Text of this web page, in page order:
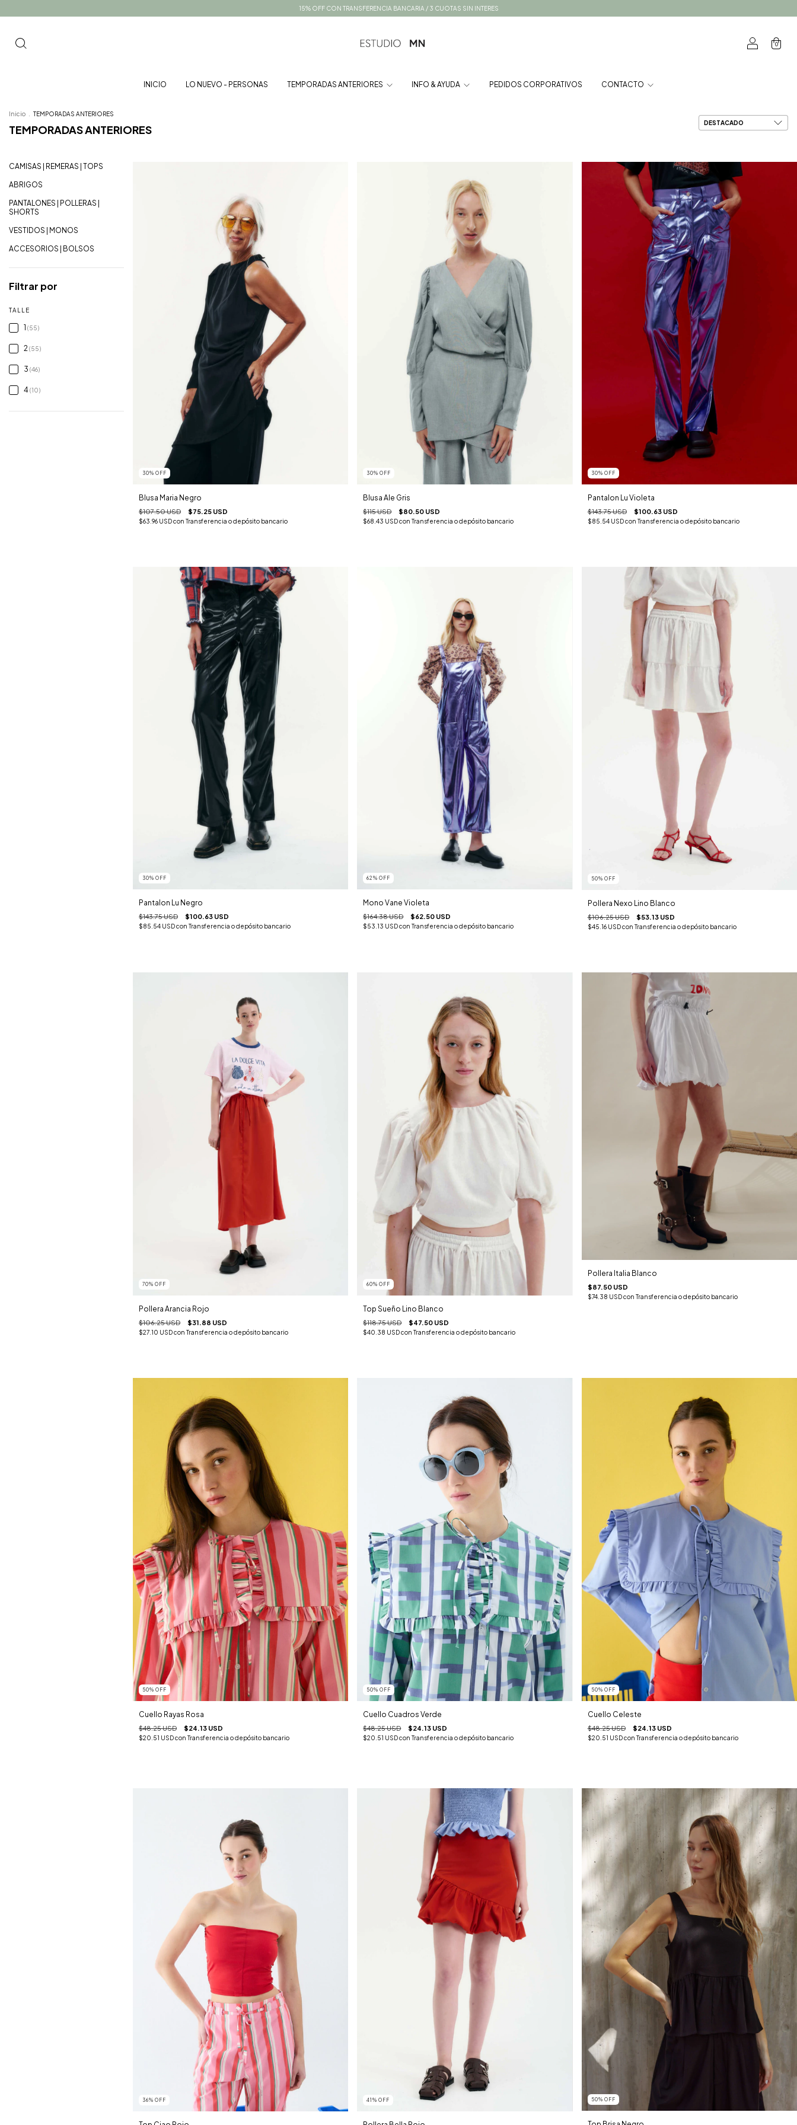
15% OFF CON TRANSFERENCIA BANCARIA / 3 CUOTAS SIN INTERES
0
INICIO LO NUEVO - PERSONAS TEMPORADAS ANTERIORES INFO & AYUDA PEDIDOS CORPORATIVOS CONTACTO
Inicio TEMPORADAS ANTERIORES
TEMPORADAS ANTERIORES
CAMISAS | REMERAS | TOPS
ABRIGOS
PANTALONES | POLLERAS |
SHORTS
VESTIDOS | MONOS
ACCESORIOS | BOLSOS
Filtrar por
TALLE
1 (55)
2(55)
3 (46)
4 (10)
30% OFF
Blusa Maria Negro
$107.50 USD $75.25 USD
$63.96 USDcon Transferencia o depósito bancario
30%OFF
Blusa Ale Gris
$115 USD $80.50 USD
$68.43 USDcon Transferencia o depósito bancario
30% OFF
Pantalon Lu Violeta
$143.75 USD $100.63 USD
$85.54 USDcon Transferencia o depósito bancario
30% OFF
Pantalon Lu Negro
$143.75 USD $100.63 USD
$85.54 USDcon Transferencia o depósito bancario
62%OFF
Mono Vane Violeta
$164.38 USD $62.50 USD
$53.13 USDcon Transferencia o depósito bancario
50% OFF
Pollera Nexo Lino Blanco
$106.25 USD $53.13 USD
$45.16 USDcon Transferencia o depósito bancario
70% OFF
Pollera Arancia Rojo
$106.25 USD $31.88 USD
$27.10 USDcon Transferencia o depósito bancario
60%OFF
Top Sueño Lino Blanco
$118.75 USD $47.50 USD
$40.38 USDcon Transferencia o depósito bancario
Pollera Italia Blanco
$87.50 USD
$74.38 USDcon Transferencia o depósito bancario
50% OFF
Cuello Rayas Rosa
$48.25 USD $24.13 USD
$20.51 USDcon Transferencia o depósito bancario
50%OFF
Cuello Cuadros Verde
$48.25 USD $24.13 USD
$20.51 USDcon Transferencia o depósito bancario
50% OFF
Cuello Celeste
$48.25 USD $24.13 USD
$20.51 USDcon Transferencia o depósito bancario
36% OFF 41%OFF 50% OFF